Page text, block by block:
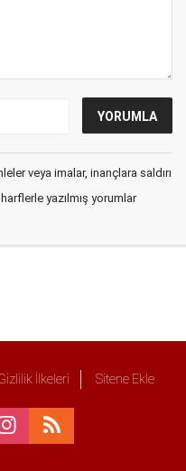
veya imalar, inançlara saldırı
yazılmış yorumlar
İlkeleri Sitene Ekle